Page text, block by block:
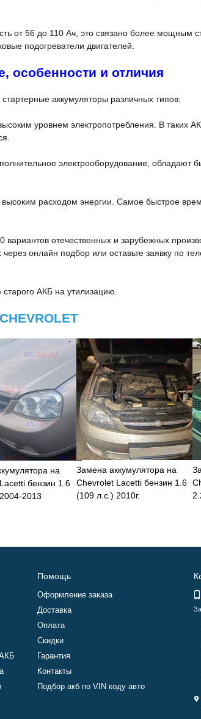
от 56 до 110 Ач, это связано более мощным
подогреватели двигателей.
особенности и отличия
аккумуляторы различных типов:
уровнем электропотребления. В таких
электрооборудование, обладают
расходом энергии. Самое быстрое
отечественных и зарубежных
онлайн подбор или оставьте заявку по
старого АКБ на утилизацию.
на
бензин 1.6
2013
Замена аккумулятора на
Chevrolet Lacetti бензин 1.6
(109 л.с.) 2010г.
Помощь
Оформление заказа
Доставка
Оплата
Скидки
Гарантия
Контакты
Подбор акб по VIN коду авто